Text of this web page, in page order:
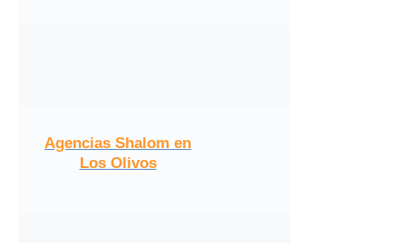
Agencias Shalom en
Los Olivos